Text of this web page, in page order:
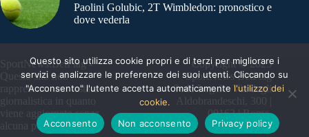
Paolini Golubic, 2T Wimbledon: pronostico e
dove vederla
SportNews.BetFlag -
Questo sito non
rappresenta una testata
giornalistica in quanto
viene aggiornato senza
alcuna periodicità
Copyright © 2025
SportNews BetFlag
Sede Legale: Via degli
Aldobrandeschi, 300 |
00163 | Roma
Questo sito utilizza cookie propri e di terzi per migliorare i
servizi e analizzare le preferenze dei suoi utenti. Cliccando su
"Acconsento" l'utente accetta automaticamente l'utilizzo dei
cookie.
Acconsento
Non acconsento Privacy policy